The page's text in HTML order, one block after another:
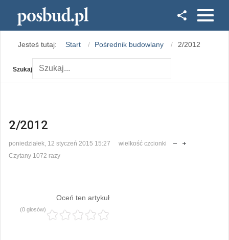
Instagram
Jesteś tutaj: Start Pośrednik budowlany 2/2012
Szukaj
2/2012
poniedziałek, 12 styczeń 2015 15:27
wielkość czcionki
Czytany 1072 razy
Oceń ten artykuł
(0 głosów)